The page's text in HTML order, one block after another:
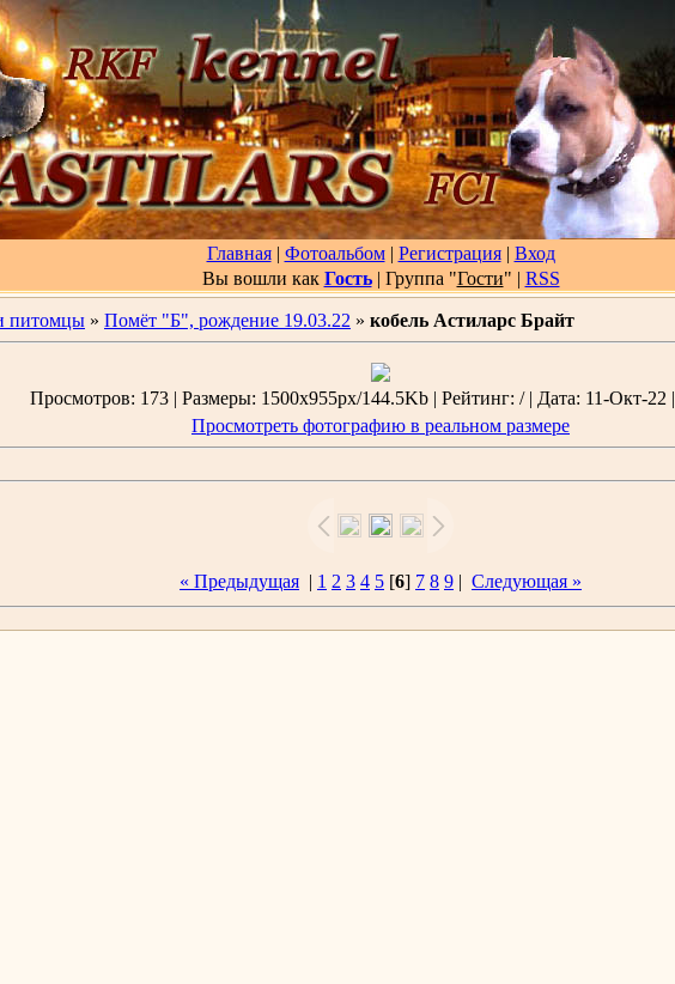
Главная| Фотоальбом| Регистрация| Вход
Вы вошли как Гость| Группа "Гости" | RSS
питомцы » Помёт "Б", рождение 19.03.22 » кобель Астиларс Брайт
Просмотров: 173 | Размеры: 1500x955px/144.5Kb | Рейтинг: / | Дата: 11-Окт-22 |
Просмотреть фотографию в реальном размере
« Предыдущая | 1 2 3 4 5 [6] 7 8 9 | Следующая »